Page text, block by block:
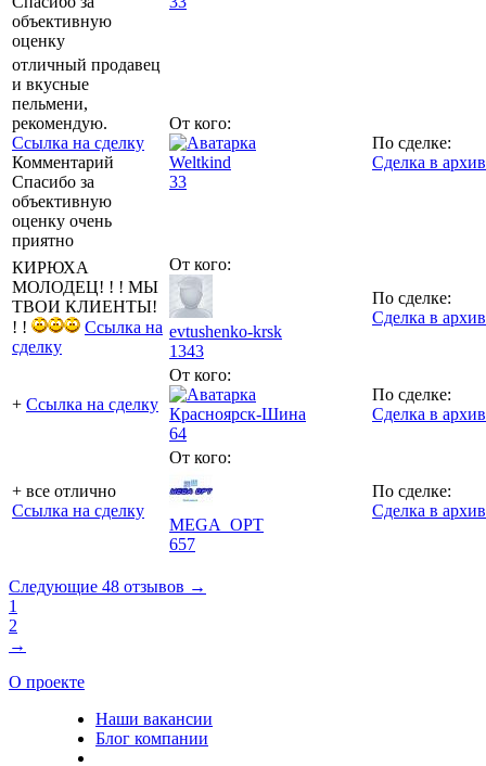
объективную
оценку
отличный продавец
и вкусные
пельмени,
рекомендую.
Ссылка на сделку
Комментарий
Спасибо за
объективную
оценку очень
приятно
От кого:
Weltkind
33
По сделке:
Сделка в
КИРЮХА
МОЛОДЕЦ! ! ! МЫ
ТВОИ КЛИЕНТЫ!
! !
Ссылка на
сделку
От кого:
evtushenko-krsk
1343
По сделке:
Сделка в
+ Ссылка на сделку
От кого:
Красноярск-Шина
64
По сделке:
Сделка в
+ все отлично
Ссылка на сделку
От кого:
MEGA_OPT
657
По сделке:
Сделка в
Следующие 48 отзывов →
1
2
→
О проекте
Наши вакансии
Блог компании